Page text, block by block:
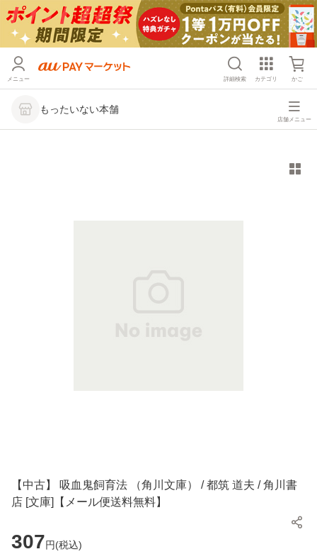
メニュー 詳細検索 カテゴリ かご
もったいない本舗
店舗メニュー
【中古】 吸血鬼飼育法 （角川文庫） / 都筑 道夫 / 角川書
店 [文庫]【メール便送料無料】
307円(税込)